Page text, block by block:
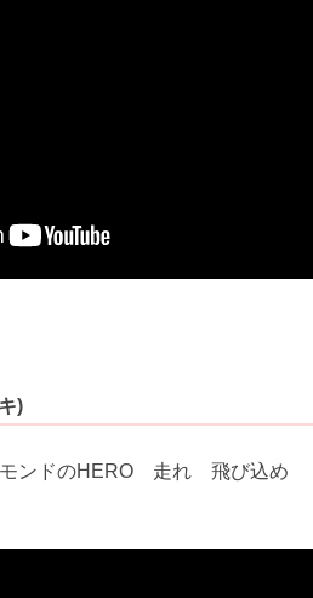
)
モンドのHERO 走れ 飛び込め